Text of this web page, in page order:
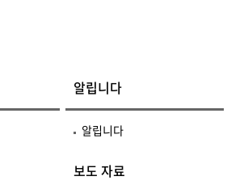
알립니다
알립니다
보도 자료